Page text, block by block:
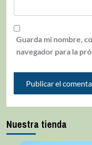
Guarda mi nombre,
navegador para la
Nuestra tienda